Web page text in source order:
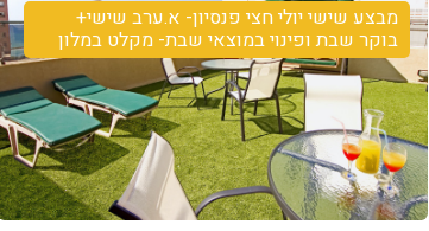
מבצע שישי יולי חצי פנסיון- א.ערב שישי+
בוקר שבת ופינוי במוצאי שבת- מקלט במלון